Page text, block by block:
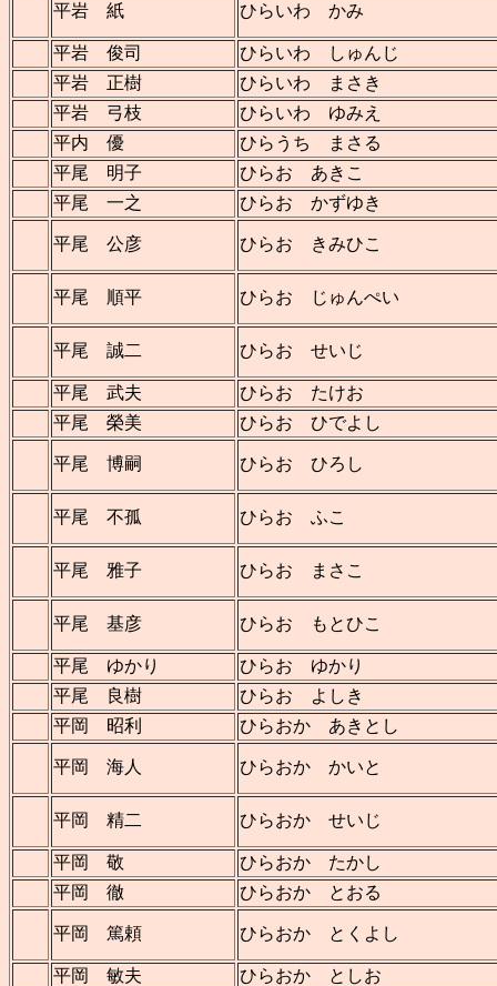
平岩 紙 ひらいわ かみ
平岩 俊司
ひらいわ しゅんじ
平岩 正樹
ひらいわ まさき
平岩 弓枝
ひらいわ ゆみえ
平内 優
ひらうち まさる
平尾 明子
ひらお あきこ
平尾 一之
ひらお かずゆき
平尾 公彦 ひらお きみひこ
平尾 順平 ひらお じゅんぺい
平尾 誠二 ひらお せいじ
平尾 武夫
ひらお たけお
平尾 榮美
ひらお ひでよし
平尾 博嗣 ひらお ひろし
平尾 不孤 ひらお ふこ
平尾 雅子 ひらお まさこ
平尾 基彦 ひらお もとひこ
平尾 ゆかり
ひらお ゆかり
平尾 良樹
ひらお よしき
平岡 昭利
ひらおか あきとし
平岡 海人 ひらおか かいと
平岡 精二 ひらおか せいじ
平岡 敬
ひらおか たかし
平岡 徹
ひらおか とおる
平岡 篤頼 ひらおか とくよし
平岡 敏夫 ひらおか としお